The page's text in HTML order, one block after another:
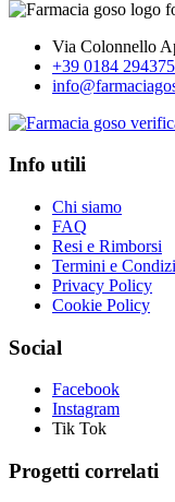
Via Colonnello
+39 0184 294375
Info utili
Chi siamo
FAQ
Resi e Rimborsi
Termini e
Privacy Policy
Cookie Policy
Social
Facebook
Instagram
Tik Tok
Progetti correlati